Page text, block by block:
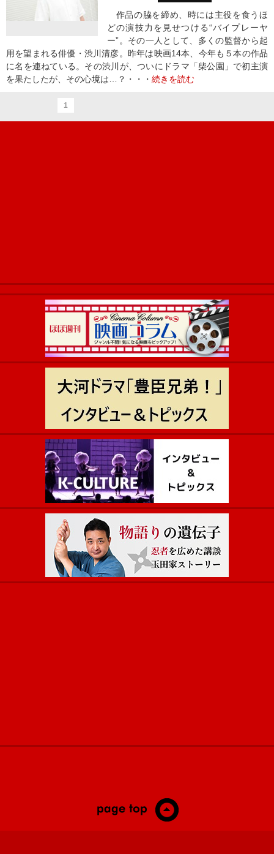
作品の脇を締め、時には主役を食うほ
どの演技力を見せつける“バイプレーヤ
ー”。その一人として、多くの監督から起
用を望まれる俳優・渋川清彦。昨年は映画14本、今年も５本の作品
に名を連ねている。その渋川が、ついにドラマ「柴公園」で初主演
を果たしたが、その心境は…？・・・ 続きを読む
1